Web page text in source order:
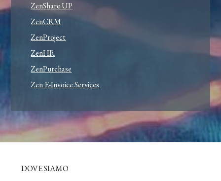
ZenShare UP
ZenCRM
ZenProject
ZenHR
ZenPurchase
Zen E-Invoice Services
DOVE SIAMO